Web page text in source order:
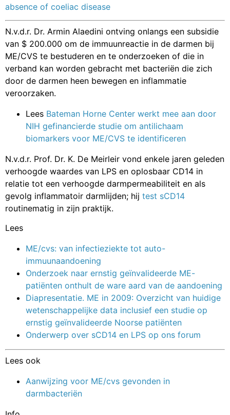
absence of coeliac disease
N.v.d.r. Dr. Armin Alaedini ontving onlangs een subsidie
van $ 200.000 om de immuunreactie in de darmen bij
ME/CVS te bestuderen en te onderzoeken of die in
verband kan worden gebracht met bacteriën die zich
door de darmen heen bewegen en inflammatie
veroorzaken.
Lees Bateman Horne Center werkt mee aan door
NIH gefinancierde studie om antilichaam
biomarkers voor ME/CVS te identificeren
N.v.d.r. Prof. Dr. K. De Meirleir vond enkele jaren geleden
verhoogde waardes van LPS en oplosbaar CD14 in
relatie tot een verhoogde darmpermeabiliteit en als
gevolg inflammatoir darmlijden; hij test sCD14
routinematig in zijn praktijk.
Lees
ME/cvs: van infectieziekte tot auto-
immuunaandoening
Onderzoek naar ernstig geïnvalideerde ME-
patiënten onthult de ware aard van de aandoening
Diapresentatie. ME in 2009: Overzicht van huidige
wetenschappelijke data inclusief een studie op
ernstig geïnvalideerde Noorse patiënten
Onderwerp over sCD14 en LPS op ons forum
Lees ook
Aanwijzing voor ME/cvs gevonden in
darmbacteriën